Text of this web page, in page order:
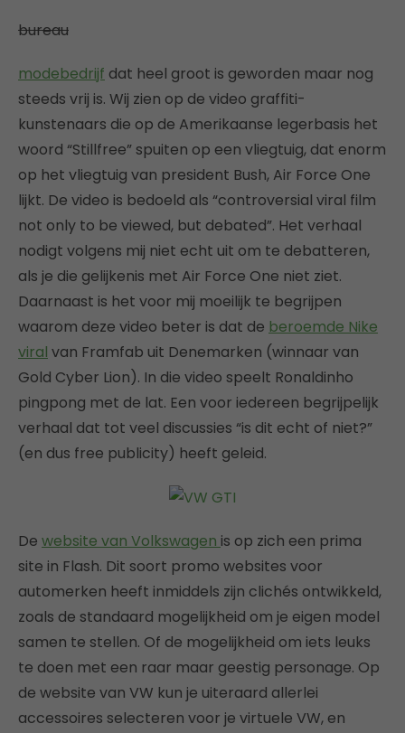
bureau
modebedrijf dat heel groot is geworden maar nog
steeds vrij is. Wij zien op de video graffiti-
kunstenaars die op de Amerikaanse legerbasis het
woord “Stillfree” spuiten op een vliegtuig, dat enorm
op het vliegtuig van president Bush, Air Force One
lijkt. De video is bedoeld als “controversial viral film
not only to be viewed, but debated”. Het verhaal
nodigt volgens mij niet echt uit om te debatteren,
als je die gelijkenis met Air Force One niet ziet.
Daarnaast is het voor mij moeilijk te begrijpen
waarom deze video beter is dat de beroemde Nike
viral van Framfab uit Denemarken (winnaar van
Gold Cyber Lion). In die video speelt Ronaldinho
pingpong met de lat. Een voor iedereen begrijpelijk
verhaal dat tot veel discussies “is dit echt of niet?”
(en dus free publicity) heeft geleid.
De website van Volkswagen is op zich een prima
site in Flash. Dit soort promo websites voor
automerken heeft inmiddels zijn clichés ontwikkeld,
zoals de standaard mogelijkheid om je eigen model
samen te stellen. Of de mogelijkheid om iets leuks
te doen met een raar maar geestig personage. Op
de website van VW kun je uiteraard allerlei
accessoires selecteren voor je virtuele VW, en